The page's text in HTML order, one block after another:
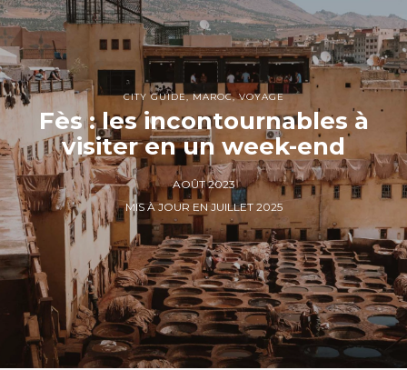
CITY GUIDE,MAROC,VOYAGE
Fès : les incontournables à
visiter en un week-end
AOÛT 2023
MIS À JOUR EN JUILLET 2025